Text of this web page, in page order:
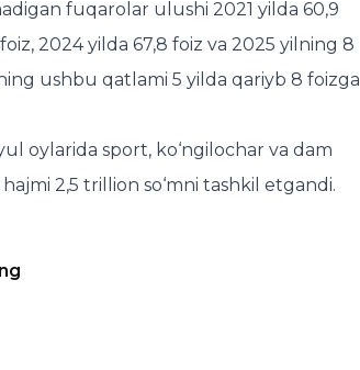
fuqarolar ulushi 2021 yilda 60,9
2024 yilda 67,8 foiz va 2025 yilning 8
ushbu qatlami 5 yilda qariyb 8 foizga
oylarida sport, ko‘ngilochar va dam
2,5 trillion so‘mni tashkil etgandi.